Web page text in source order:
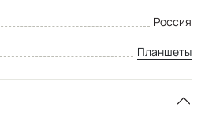
Россия
Планшеты